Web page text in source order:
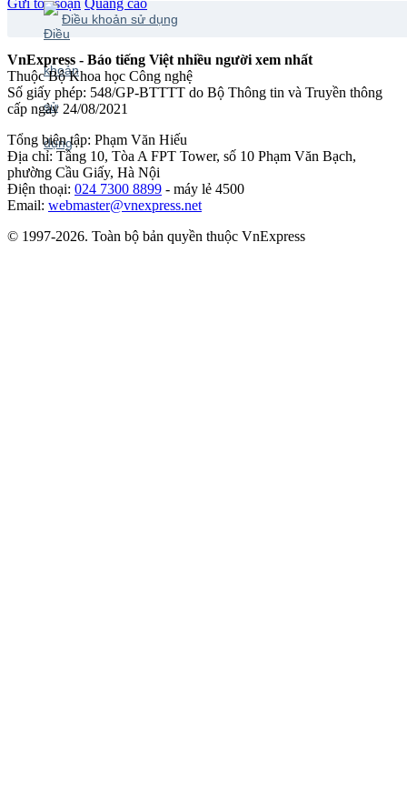
Điều khoản sử dụng
VnExpress - Báo tiếng Việt nhiều người xem nhất
Thuộc Bộ Khoa học Công nghệ
Số giấy phép: 548/GP-BTTTT do Bộ Thông tin và Truyền thông
cấp ngày 24/08/2021
Tổng biên tập: Phạm Văn Hiếu
Địa chỉ: Tầng 10, Tòa A FPT Tower, số 10 Phạm Văn Bạch,
phường Cầu Giấy, Hà Nội
Điện thoại: 024 7300 8899 - máy lẻ 4500
Email: webmaster@vnexpress.net
© 1997-2026. Toàn bộ bản quyền thuộc VnExpress